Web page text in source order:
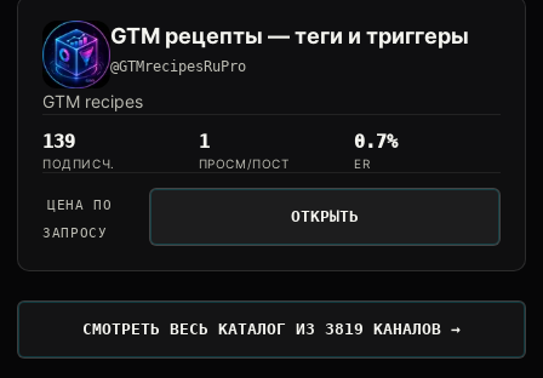
GTM рецепты — теги и триггеры
@GTMrecipesRuPro
GTM recipes
139
ПОДПИСЧ.
1
ПРОСМ/ПОСТ
0.7%
ER
ЦЕНА ПО
ЗАПРОСУ
ОТКРЫТЬ
СМОТРЕТЬ ВЕСЬ КАТАЛОГ ИЗ 3819 КАНАЛОВ →